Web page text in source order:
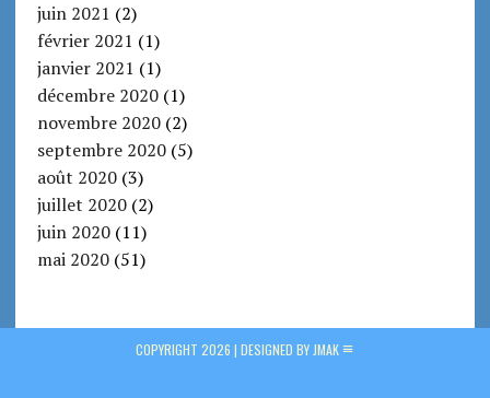
juin 2021 (2)
février 2021 (1)
janvier 2021 (1)
décembre 2020(1)
novembre 2020(2)
septembre 2020(5)
août 2020(3)
juillet 2020(2)
juin 2020(11)
mai 2020(51)
COPYRIGHT 2026 | DESIGNED BY JMAK